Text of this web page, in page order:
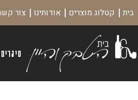
בית קטלוג מוצרים אודותינו צור
סיגרים